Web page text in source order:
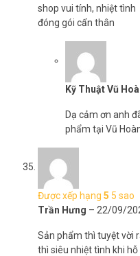
shop vui tính, nhiệt tình
đóng gói cẩn thân
Kỹ Thuật Vũ
Dạ cảm ơn anh
phẩm tại Vũ
Được xếp hạng 5 5 sao
Trần Hưng – 22/09/
Sản phẩm thì tuyệt vời
thì siêu nhiệt tình khi